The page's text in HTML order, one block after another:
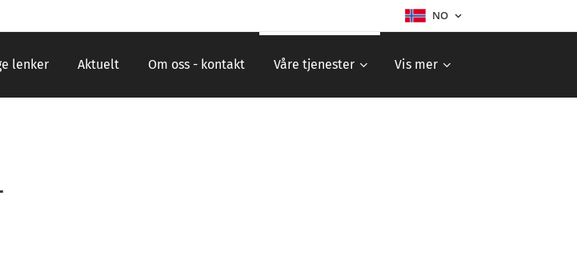
NO
lenker Aktuelt Om oss - kontakt Våre tjenester Vis mer